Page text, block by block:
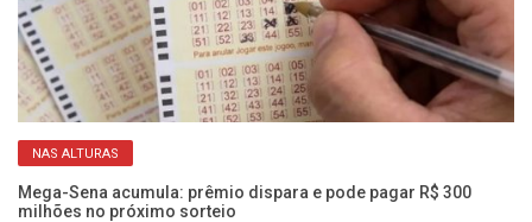
NAS ALTURAS
Mega-Sena acumula: prêmio dispara e pode pagar R$ 300
milhões no próximo sorteio